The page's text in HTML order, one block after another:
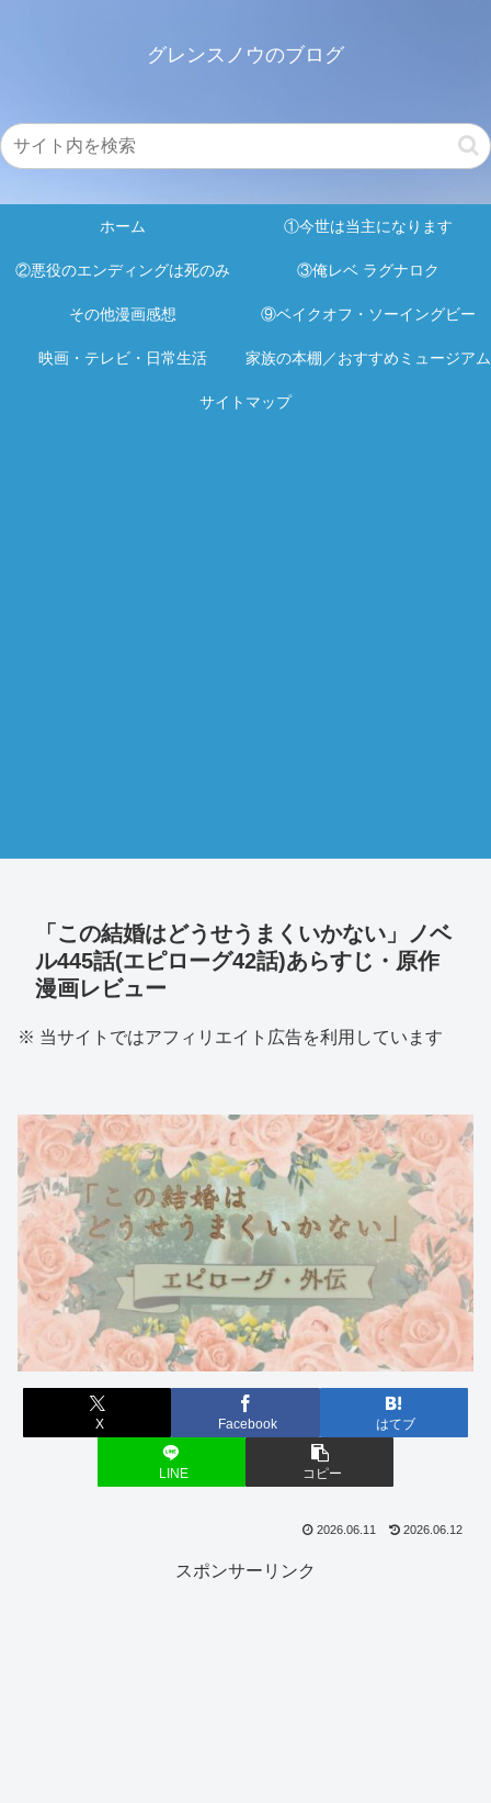
グレンスノウのブログ
ホーム ①今世は当主になります
②悪役のエンディングは死のみ ③俺レベ ラグナロク
その他漫画感想 ⑨ベイクオフ・ソーイングビー
映画・テレビ・日常生活 家族の本棚／おすすめミュージアム
サイトマップ
「この結婚はどうせうまくいかない」ノベ
ル445話(エピローグ42話)あらすじ・原作
漫画レビュー
※ 当サイトではアフィリエイト広告を利用しています
X Facebook はてブ
LINE コピー
2026.06.11 2026.06.12
スポンサーリンク